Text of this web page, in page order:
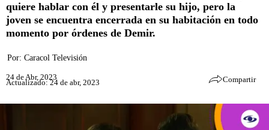
quiere hablar con él y presentarle su hijo, pero la
joven se encuentra encerrada en su habitación en todo
momento por órdenes de Demir.
Por: Caracol Televisión
24 de Abr, 2023
Actualizado: 24 de abr, 2023 Compartir